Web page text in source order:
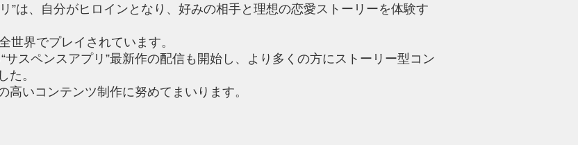
”は、自分がヒロインとなり、好みの相手と理想の恋愛ストーリーを体験す
世界でプレイされています。
サスペンスアプリ”最新作の配信も開始し、より多くの方にストーリー型コン
た。
いコンテンツ制作に努めてまいります。